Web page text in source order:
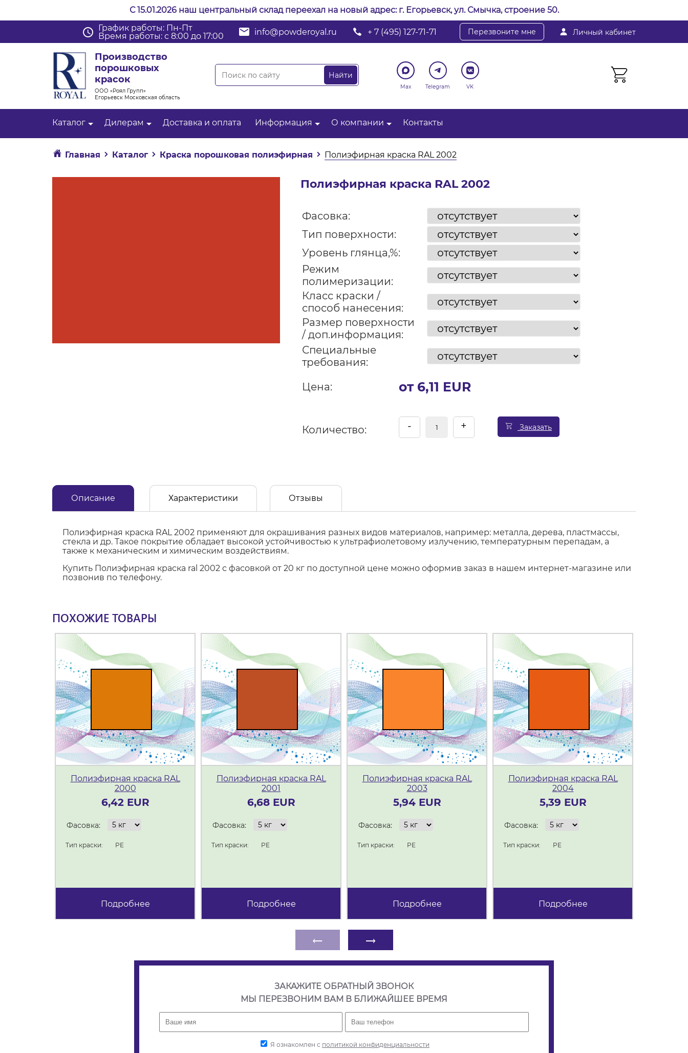
С 15.01.2026 наш центральный склад переехал на новый адрес: г. Егорьевск, ул. Смычка, строение 50.
Личный кабинет
График работы: Пн-Пт
Время работы: с 8:00 до 17:00
info@powderoyal.ru + 7 (495) 127-71-71 Перезвоните мне
Производство
порошковых
красок
ООО «Роял Групп»
Егорьевск Московская область
Max Telegram VK
Каталог Дилерам Доставка и оплата Информация О компании Контакты
Главная Каталог Краска порошковая полиэфирная Полиэфирная краска RAL 2002
Полиэфирная краска RAL 2002
Фасовка:
Тип поверхности:
Уровень глянца,%:
Режим
полимеризации:
Класс краски /
способ нанесения:
Размер поверхности
/ доп.информация:
Специальные
требования:
Цена:
от 6,11 EUR
Количество: - + Заказать
Описание Характеристики Отзывы
Полиэфирная краска RAL 2002 применяют для окрашивания разных видов материалов, например: металла, дерева, пластмассы,
стекла и др. Такое покрытие обладает высокой устойчивостью к ультрафиолетовому излучению, температурным перепадам, а
также к механическим и химическим воздействиям.
Купить Полиэфирная краска ral 2002 с фасовкой от 20 кг по доступной цене можно оформив заказ в нашем интернет-магазине или
позвонив по телефону.
ПОХОЖИЕ ТОВАРЫ
Полиэфирная краска RAL
2000
6,42 EUR
Фасовка:
Тип краски: PE
Подробнее
Полиэфирная краска RAL
2001
6,68 EUR
Фасовка:
Тип краски: PE
Подробнее
Полиэфирная краска RAL
2003
5,94 EUR
Фасовка:
Тип краски: PE
Подробнее
Полиэфирная краска RAL
2004
5,39 EUR
Фасовка:
Тип краски: PE
Подробнее
← →
ЗАКАЖИТЕ ОБРАТНЫЙ ЗВОНОК
МЫ ПЕРЕЗВОНИМ ВАМ В БЛИЖАЙШЕЕ ВРЕМЯ
Я ознакомлен с политикой конфиденциальности